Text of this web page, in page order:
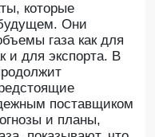
которые
Они
газа как для
и для экспорта. В
поставщиком
и планы,